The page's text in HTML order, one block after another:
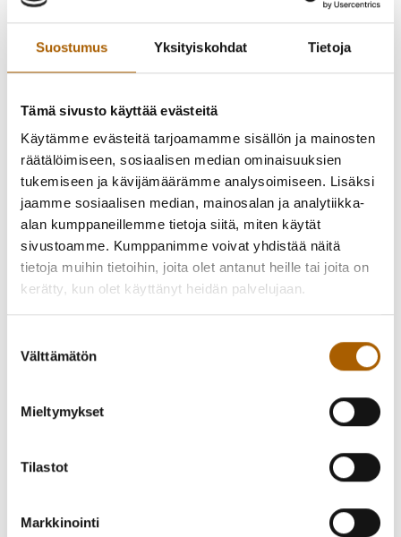
Suostumus Yksityiskohdat Tietoja
Tämä sivusto käyttää evästeitä
Käytämme evästeitä tarjoamamme sisällön ja mainosten
räätälöimiseen, sosiaalisen median ominaisuuksien
tukemiseen ja kävijämäärämme analysoimiseen. Lisäksi
jaamme sosiaalisen median, mainosalan ja analytiikka-
alan kumppaneillemme tietoja siitä, miten käytät
sivustoamme. Kumppanimme voivat yhdistää näitä
tietoja muihin tietoihin, joita olet antanut heille tai joita on
kerätty, kun olet käyttänyt heidän palvelujaan.
valinta
Välttämätön
Mieltymykset
Tilastot
Markkinointi
sivua:
Tyrnävän Perunamarkkinat tarjoavat hauskaa ja
monipuolista ohjelmaa koko perheelle! Markkinoilla täytät
myös suosittu Oulu 2026 Arctic Food Labin popup-
ravintoloiden lähiruokatori, musiikkia, hauskaa
lavaviihdettä, monipuolista lasten ohjelmaa,
käsityönäytöksiä, designia sekä laaja valikoima monenlaista
markkinamyyntiä!
Esiintyjinä mm. Henri Dean Jokinen & PNP sekä taikuri Elias
Kvist.
Markkinoille on maksuton bussikuljetus Oulun keskustasta
Perunamarkkinat järjestää Lions Club Tyrnävä ry, joka
perimistään toripaikkavuokrista saamansa tuotot joka vuosi
www.perunamarkkinat.fi